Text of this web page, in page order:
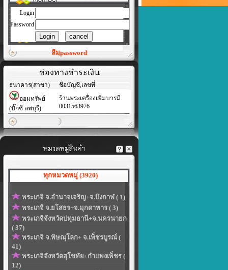
Login
Password
ลืมpassword
ช่องทางชำระเงิน
ธนาคาร(สาขา)
ชื่อบัญชี,เลขที่
ออมทรัพย์
(บิ๊กซี ลพบุรี)
ร้านพระเครื่องเพิ่มบารมี
0031563976
ทุกหมวดหมู่ (3920)
พระเกจิ จ.อำนาจเจริญ+จ.บึงกาฬ ( 1)
พระเกจิ จ.ยโสธร+จ.มุกดาหาร ( 3)
พระเกจิจังหวัดปทุมธานี+จ.นครนายก
( 37)
พระเกจิ จ.พิษณุโลก+ จ.เพ็ชรบูรณ์ (
41)
พระเกจิจังหวัดสุโขทัย+กำแพงเพ็ชร (
12)